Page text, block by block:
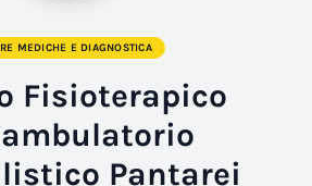
MEDICHE E DIAGNOSTICA
Fisioterapico
Pantarei